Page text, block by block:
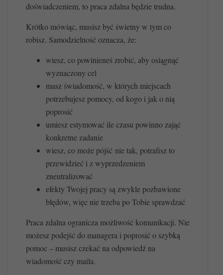
doświadczeniem, to praca zdalna będzie trudna.
Krótko mówiąc, musisz być świetny w tym co
robisz. Samodzielność oznacza, że:
wiesz, co powinieneś zrobić, aby osiągnąć
wyznaczony cel
masz świadomość, w których miejscach
potrzebujesz pomocy, od kogo i jak o nią
poprosić
umiesz estymować ile czasu powinno zająć
konkretne zadanie
wiesz, co może pójść nie tak, potrafisz to
przewidzieć i z wyprzedzeniem
zneutralizować
efekty Twojej pracy są zwykle pozbawione
błędów, więc nie trzeba po Tobie sprawdzać
Praca zdalna ogranicza możliwość komunikacji. Nie
możesz podejść do managera i poprosić o szybką
pomoc – musisz czekać na odpowiedź na
wiadomość czy maila.